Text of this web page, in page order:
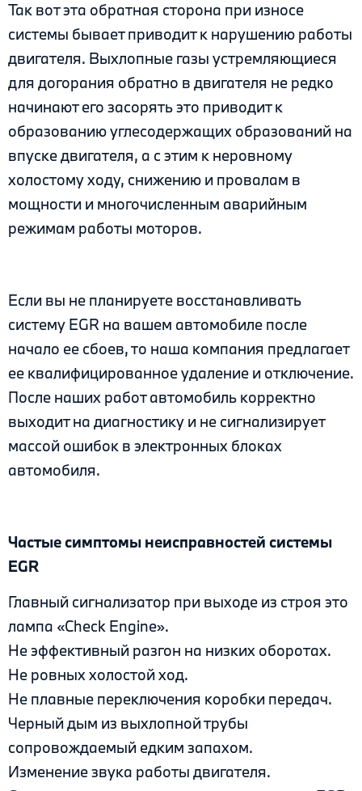
Так вот эта обратная сторона при износе
системы бывает приводит к нарушению работы
двигателя. Выхлопные газы устремляющиеся
для догорания обратно в двигателя не редко
начинают его засорять это приводит к
образованию углесодержащих образований на
впуске двигателя, а с этим к неровному
холостому ходу, снижению и провалам в
мощности и многочисленным аварийным
режимам работы моторов.
Если вы не планируете восстанавливать
систему EGR на вашем автомобиле после
начало ее сбоев, то наша компания предлагает
ее квалифицированное удаление и отключение.
После наших работ автомобиль корректно
выходит на диагностику и не сигнализирует
массой ошибок в электронных блоках
автомобиля.
Частые симптомы неисправностей системы
EGR
Главный сигнализатор при выходе из строя это
лампа «Check Engine».
Не эффективный разгон на низких оборотах.
Не ровных холостой ход.
Не плавные переключения коробки передач.
Черный дым из выхлопной трубы
сопровождаемый едким запахом.
Изменение звука работы двигателя.